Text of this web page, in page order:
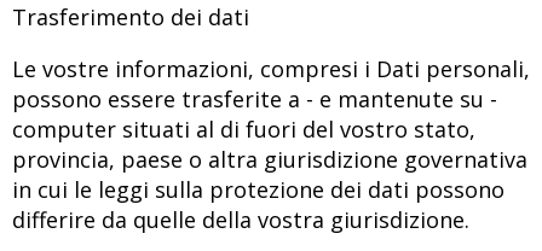
Trasferimento dei dati
Le vostre informazioni, compresi i Dati personali,
possono essere trasferite a - e mantenute su -
computer situati al di fuori del vostro stato,
provincia, paese o altra giurisdizione governativa
in cui le leggi sulla protezione dei dati possono
differire da quelle della vostra giurisdizione.